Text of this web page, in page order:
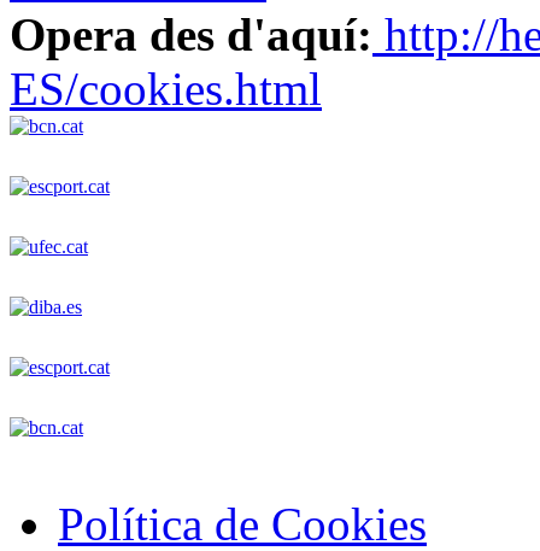
Opera des d'aquí: http://
ES/cookies.html
Política de Cookies